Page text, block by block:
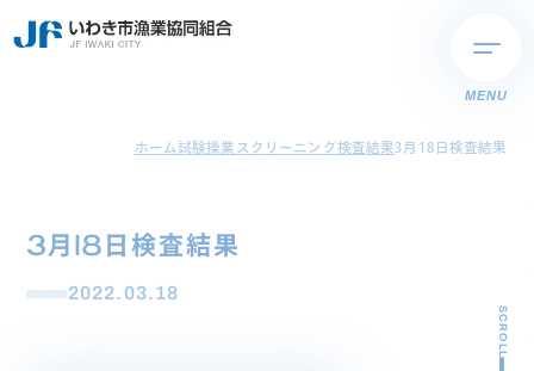
MENU
ホーム試験操業スクリーニング検査結果3月18日検査結果
3月18日検査結果
2022.03.18
SCROLL